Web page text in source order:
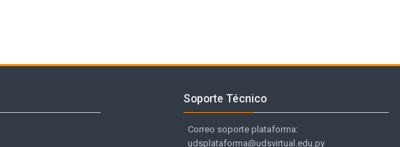
Soporte Técnico
Correo soporte plataforma:
udsplataforma@udsvirtual.edu.py